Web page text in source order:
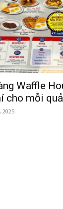
Waffle
cho mỗi
2025